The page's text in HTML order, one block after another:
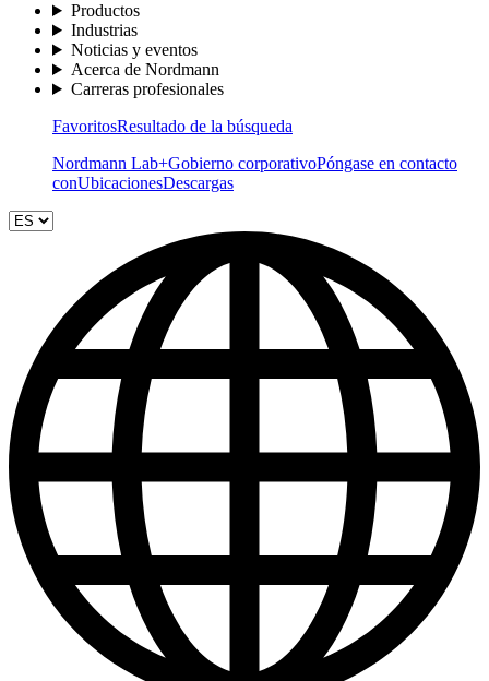
Productos
Industrias
Noticias y eventos
Acerca de Nordmann
Carreras profesionales
FavoritosResultado de la búsqueda
Nordmann Lab+Gobierno corporativoPóngase en contacto
conUbicacionesDescargas